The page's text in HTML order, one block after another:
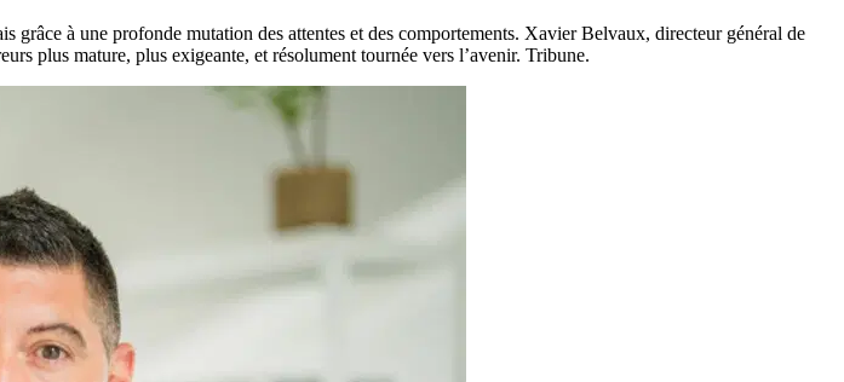
à une profonde mutation des attentes et des comportements. Xavier Belvaux, directeur général de
plus mature, plus exigeante, et résolument tournée vers l’avenir. Tribune.